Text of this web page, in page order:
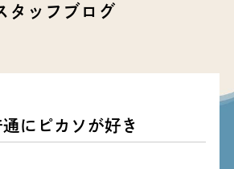
タッフブログ
にピカソが好き